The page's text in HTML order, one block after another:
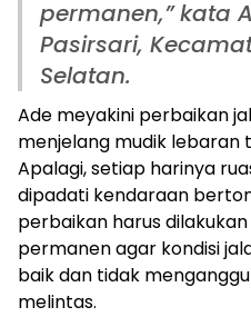
permanen,” kata
Pasirsari,
Selatan.
Ade meyakini perbaikan
menjelang mudik lebaran
Apalagi, setiap harinya
dipadati kendaraan
perbaikan harus
permanen agar kondisi
baik dan tidak
melintas.